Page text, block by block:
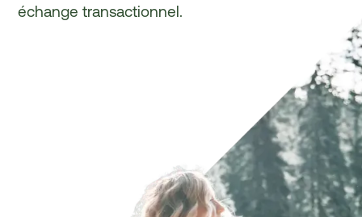
échange transactionnel.